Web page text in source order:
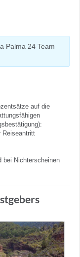
Palma 24 Team
auf die
Reiseantritt
bei Nichterscheinen